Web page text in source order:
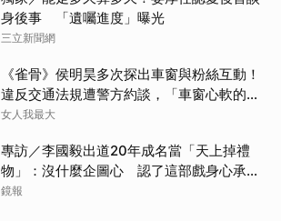
身後事 「遺囑進度」曝光
三立新聞網
《雀骨》侯明昊多次探出車窗與粉絲互動！
違反交通法規遭警方約談，「車窗心軟的
神」上熱搜
女人我最大
專訪／李國毅出道20年成名當「天上掉禮
物」：沒什麼企圖心 認了這部戲身心承受
壓力最大
鏡報